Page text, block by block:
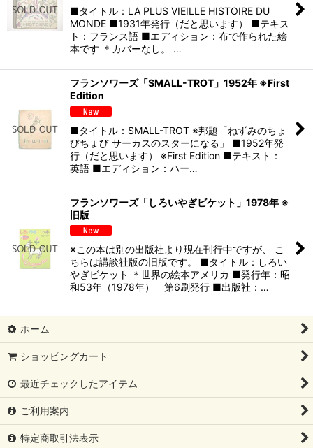
■タイトル：LA PLUS VIEILLE HISTOIRE DU
MONDE ■1931年発行（だと思います） ■テキス
ト：フランス語 ■エディション：布で作られた絵
本です ＊カバーなし。 …
フランソワーズ「SMALL-TROT」1952年 ※First
Edition
■タイトル：SMALL-TROT ※邦題「ねずみのちょ
びちょび サーカスのスターになる」 ■1952年発
行（だと思います） ※First Edition ■テキスト：
英語 ■エディション：ハー…
フランソワーズ「しろいやぎビケット」1978年 ※
旧版
※この本は別の出版社より現在刊行中ですが、 こ
ちらは講談社版の旧版です。 ■タイトル：しろい
やぎビケット ＊世界の絵本アメリカ ■発行年：昭
和53年（1978年） 第6刷発行 ■出版社：…
ホーム
ショッピングカート
最近チェックしたアイテム
ご利用案内
特定商取引法表示